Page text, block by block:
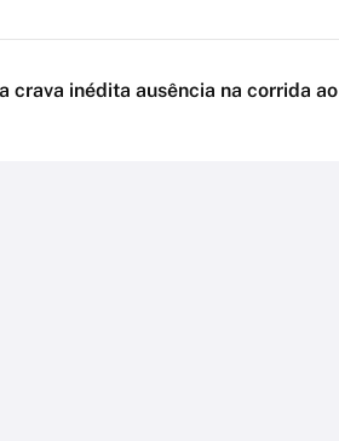
crava inédita ausência na corrida ao